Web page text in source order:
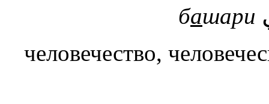
башари
человечество,